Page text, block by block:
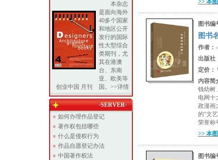
本杂志
是面向海外
40多个国家
和地区公开
发行的国际
性大型综合
类期刊，尤
其在港澳
台、东南
亚、欧美等
国。>>详情
创业中国 月刊
·SERVER·
如何办理作品登记
著作权包括哪些
什么是侵权行为
作品自愿登记办法
中国著作权法
>> 本
图书编
图书
作者：
出版社
定价：
内容简
钱幼树
电网十
政漫画
的“文
荣誉称
>> 本
图书编